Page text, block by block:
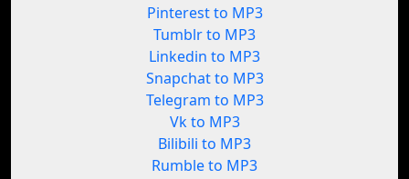
Pinterest to MP3
Tumblr to MP3
Linkedin to MP3
Snapchat to MP3
Telegram to MP3
Vk to MP3
Bilibili to MP3
Rumble to MP3